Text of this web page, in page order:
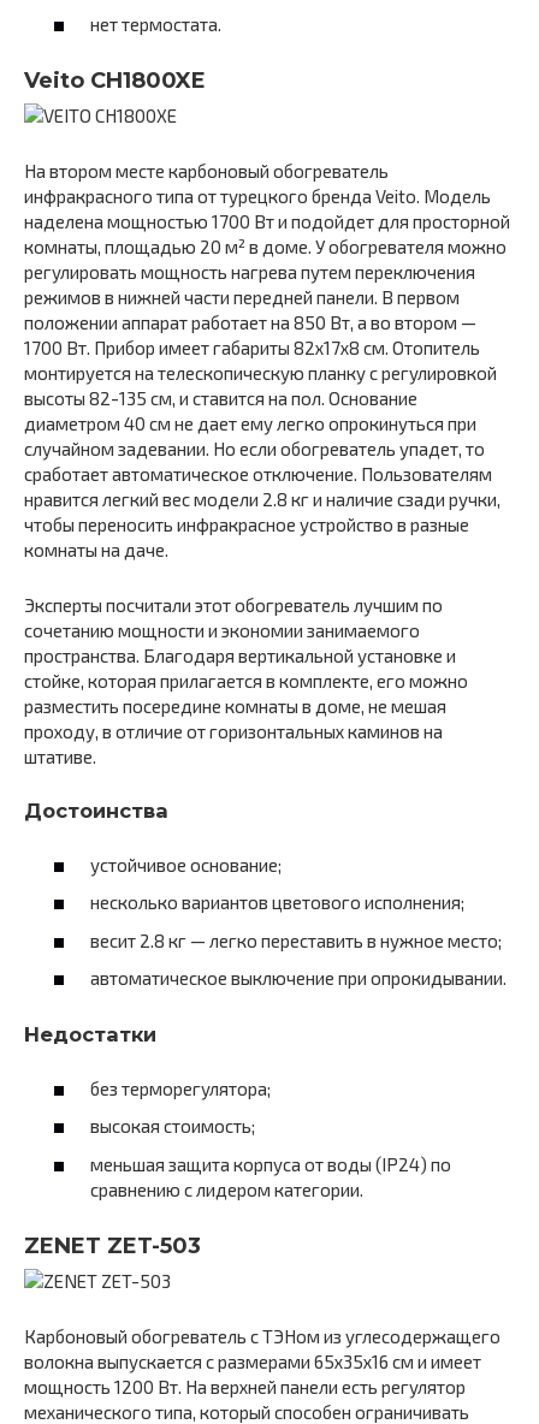
нет термостата.
Veito CH1800XE
На втором месте карбоновый обогреватель
инфракрасного типа от турецкого бренда Veito. Модель
наделена мощностью 1700 Вт и подойдет для просторной
комнаты, площадью 20 м² в доме. У обогревателя можно
регулировать мощность нагрева путем переключения
режимов в нижней части передней панели. В первом
положении аппарат работает на 850 Вт, а во втором —
1700 Вт. Прибор имеет габариты 82х17х8 см. Отопитель
монтируется на телескопическую планку с регулировкой
высоты 82-135 см, и ставится на пол. Основание
диаметром 40 см не дает ему легко опрокинуться при
случайном задевании. Но если обогреватель упадет, то
сработает автоматическое отключение. Пользователям
нравится легкий вес модели 2.8 кг и наличие сзади ручки,
чтобы переносить инфракрасное устройство в разные
комнаты на даче.
Эксперты посчитали этот обогреватель лучшим по
сочетанию мощности и экономии занимаемого
пространства. Благодаря вертикальной установке и
стойке, которая прилагается в комплекте, его можно
разместить посередине комнаты в доме, не мешая
проходу, в отличие от горизонтальных каминов на
штативе.
Достоинства
устойчивое основание;
несколько вариантов цветового исполнения;
весит 2.8 кг — легко переставить в нужное место;
автоматическое выключение при опрокидывании.
Недостатки
без терморегулятора;
высокая стоимость;
меньшая защита корпуса от воды (IP24) по
сравнению с лидером категории.
ZENET ZET-503
Карбоновый обогреватель с ТЭНом из углесодержащего
волокна выпускается с размерами 65х35х16 см и имеет
мощность 1200 Вт. На верхней панели есть регулятор
механического типа, который способен ограничивать